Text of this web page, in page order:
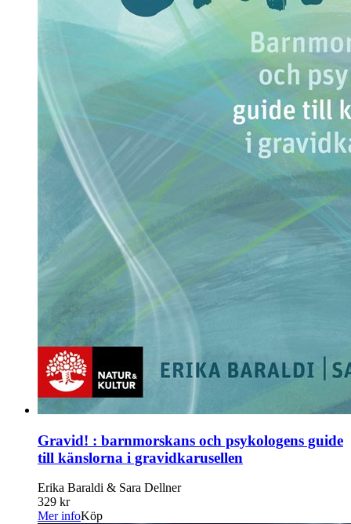
Gravid! : barnmorskans och psykologens guide
till känslorna i gravidkarusellen
Erika Baraldi & Sara Dellner
329 kr
Mer infoKöp